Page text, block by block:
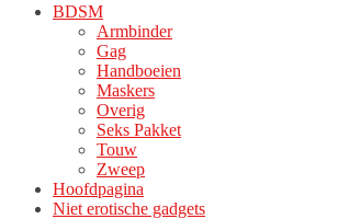
BDSM
Armbinder
Gag
Handboeien
Maskers
Overig
Seks Pakket
Touw
Zweep
Hoofdpagina
Niet erotische gadgets